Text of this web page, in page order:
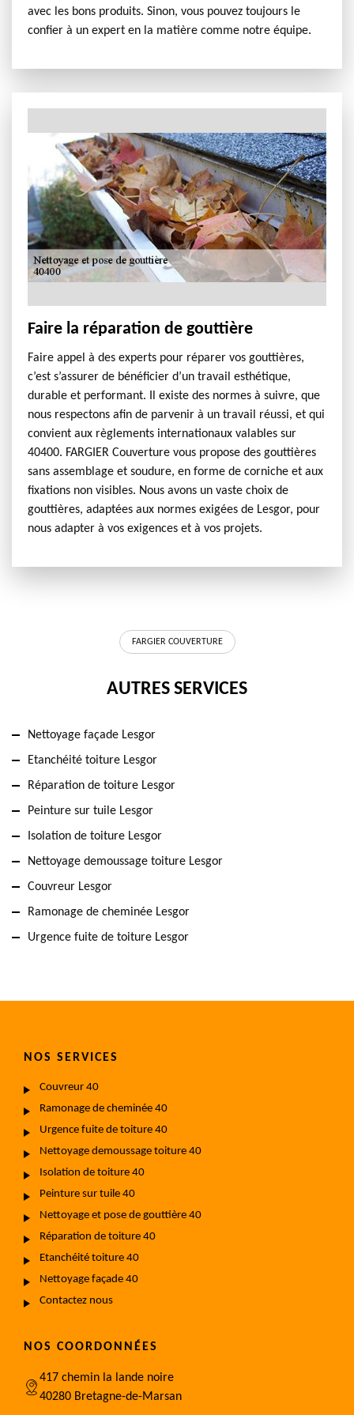
avec les bons produits. Sinon, vous pouvez toujours le
confier à un expert en la matière comme notre équipe.
Faire la réparation de gouttière
Faire appel à des experts pour réparer vos gouttières,
c’est s’assurer de bénéficier d’un travail esthétique,
durable et performant. Il existe des normes à suivre, que
nous respectons afin de parvenir à un travail réussi, et qui
convient aux règlements internationaux valables sur
40400. FARGIER Couverture vous propose des gouttières
sans assemblage et soudure, en forme de corniche et aux
fixations non visibles. Nous avons un vaste choix de
gouttières, adaptées aux normes exigées de Lesgor, pour
nous adapter à vos exigences et à vos projets.
FARGIER COUVERTURE
AUTRES SERVICES
Nettoyage façade Lesgor
Etanchéité toiture Lesgor
Réparation de toiture Lesgor
Peinture sur tuile Lesgor
Isolation de toiture Lesgor
Nettoyage demoussage toiture Lesgor
Couvreur Lesgor
Ramonage de cheminée Lesgor
Urgence fuite de toiture Lesgor
NOS SERVICES
Couvreur 40
Ramonage de cheminée 40
Urgence fuite de toiture 40
Nettoyage demoussage toiture 40
Isolation de toiture 40
Peinture sur tuile 40
Nettoyage et pose de gouttière 40
Réparation de toiture 40
Etanchéité toiture 40
Nettoyage façade 40
Contactez nous
NOS COORDONNÉES
417 chemin la lande noire
40280 Bretagne-de-Marsan